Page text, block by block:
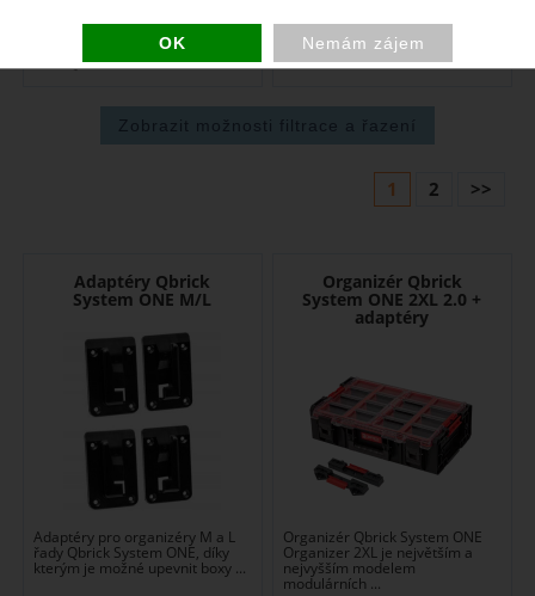
Qbrick organizéry
Black
Qbrick organizéry
Red HD
1 2 >>
Adaptéry Qbrick
System ONE M/L
Adaptéry pro organizéry M a L
řady Qbrick System ONE, díky
kterým je možné upevnit boxy ...
Organizér Qbrick
System ONE 2XL 2.0 +
adaptéry
Organizér Qbrick System ONE
Organizer 2XL je největším a
nejvyšším modelem
modulárních ...